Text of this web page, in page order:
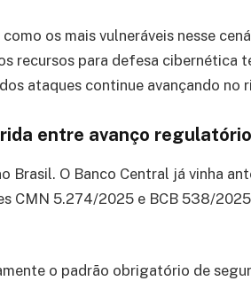
os mais vulneráveis nesse
recursos para defesa cibernética
ataques continue avançando no
entre avanço
Brasil. O Banco Central já vinha
CMN 5.274/2025 e BCB 538/
o padrão obrigatório de